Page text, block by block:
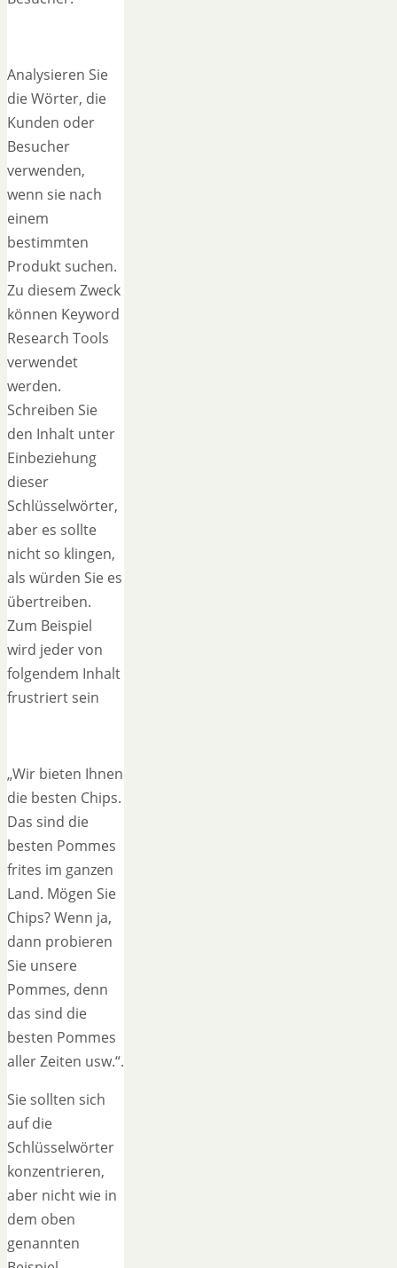
Analysieren Sie
die Wörter, die
Kunden oder
Besucher
verwenden,
wenn sie nach
einem
bestimmten
Produkt suchen.
Zu diesem Zweck
können Keyword
Research Tools
verwendet
werden.
Schreiben Sie
den Inhalt unter
Einbeziehung
dieser
Schlüsselwörter,
aber es sollte
nicht so klingen,
als würden Sie es
übertreiben.
Zum Beispiel
wird jeder von
folgendem Inhalt
frustriert sein
„Wir bieten Ihnen
die besten Chips.
Das sind die
besten Pommes
frites im ganzen
Land. Mögen Sie
Chips? Wenn ja,
dann probieren
Sie unsere
Pommes, denn
das sind die
besten Pommes
aller Zeiten usw.“.
Sie sollten sich
auf die
Schlüsselwörter
konzentrieren,
aber nicht wie in
dem oben
genannten